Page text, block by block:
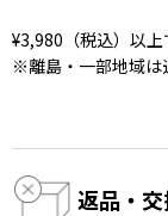
¥3,980（税込）以上
※離島・一部地域は
返品・